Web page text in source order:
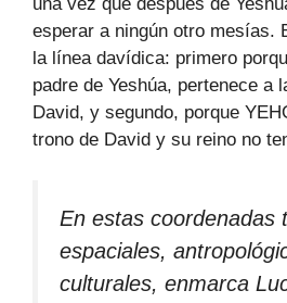
esperar a ningún otro mesías.
la línea davídica: primero
padre de Yeshúa, pertenece a
David, y segundo, porque
trono de David y su reino no
En estas coordenadas
espaciales,
culturales, enmarca